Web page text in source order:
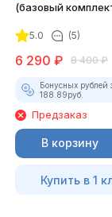
(базовый
5.0 (5)
6 290 ₽ 8 400 ₽
Бонусных рублей
188.89руб.
Предзаказ
В корзину
Купить в 1